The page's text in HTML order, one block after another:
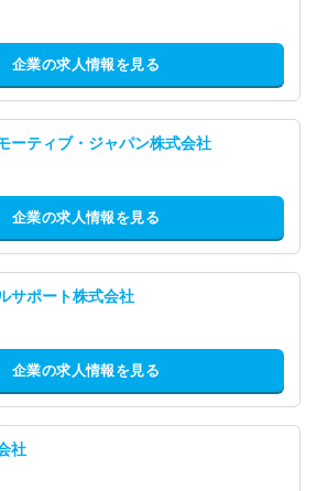
企業の求人情報を見る
ーティブ・ジャパン株式会社
企業の求人情報を見る
サポート株式会社
企業の求人情報を見る
社